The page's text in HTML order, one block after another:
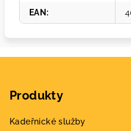
EAN :
Produkty
Kadeřnické služby